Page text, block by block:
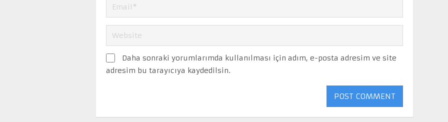
Daha sonraki yorumlarımda kullanılması için adım, e-posta adresim ve site
adresim bu tarayıcıya kaydedilsin.